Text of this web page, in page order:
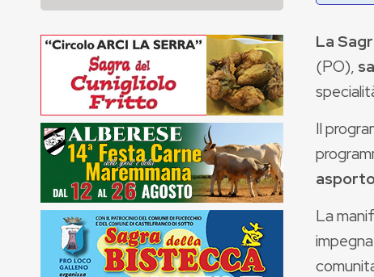
La
(PO),
Il
La